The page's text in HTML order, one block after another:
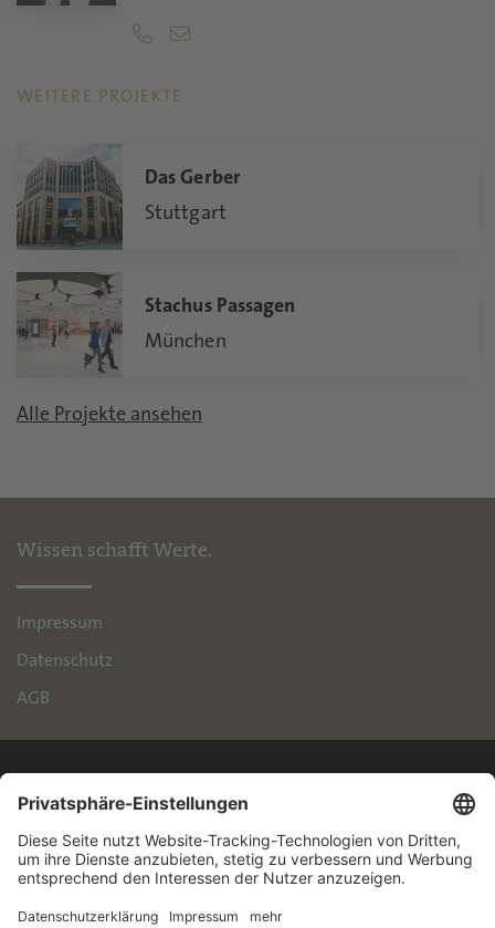
WEITERE PROJEKTE
Das Gerber
Stuttgart
Stachus Passagen
München
Alle Projekte ansehen
Wissen schafft Werte.
Impressum
Datenschutz
AGB
IPH
Handelsimmobilien GmbH